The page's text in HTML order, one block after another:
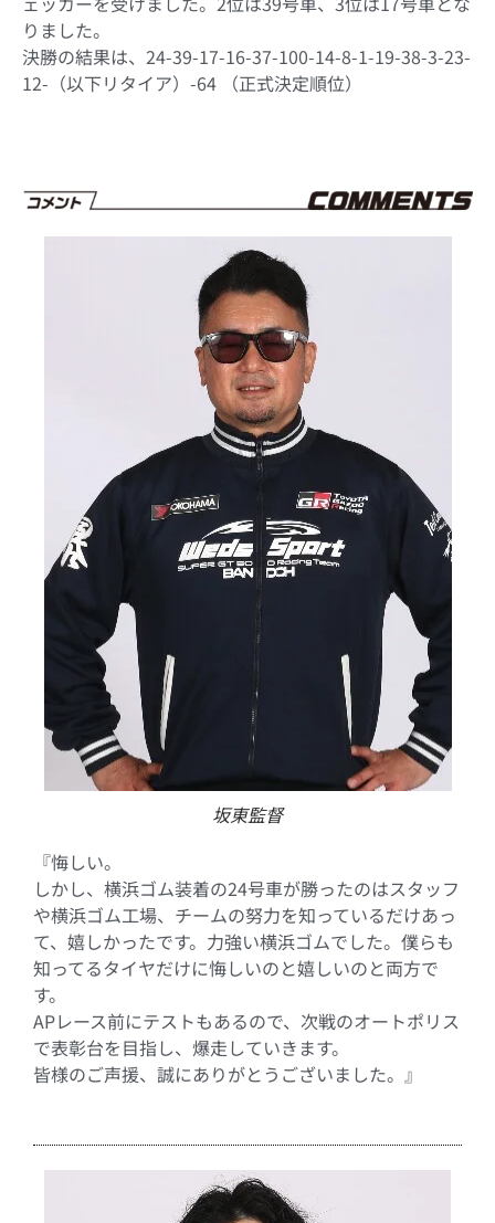
りました。
決勝の結果は、24-39-17-16-37-100-14-8-1-19-38-3-23-
12-（以下リタイア）-64 （正式決定順位）
坂東監督
『悔しい。
しかし、横浜ゴム装着の24号車が勝ったのはスタッフ
や横浜ゴム工場、チームの努力を知っているだけあっ
て、嬉しかったです。力強い横浜ゴムでした。僕らも
知ってるタイヤだけに悔しいのと嬉しいのと両方で
す。
APレース前にテストもあるので、次戦のオートポリス
で表彰台を目指し、爆走していきます。
皆様のご声援、誠にありがとうございました。』